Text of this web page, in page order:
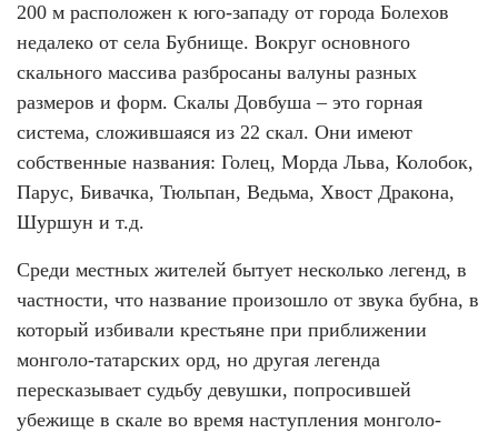
200 м расположен к юго-западу от города Болехов
недалеко от села Бубнище. Вокруг основного
скального массива разбросаны валуны разных
размеров и форм. Скалы Довбуша – это горная
система, сложившаяся из 22 скал. Они имеют
собственные названия: Голец, Морда Льва, Колобок,
Парус, Бивачка, Тюльпан, Ведьма, Хвост Дракона,
Шуршун и т.д.
Среди местных жителей бытует несколько легенд, в
частности, что название произошло от звука бубна, в
который избивали крестьяне при приближении
монголо-татарских орд, но другая легенда
пересказывает судьбу девушки, попросившей
убежище в скале во время наступления монголо-